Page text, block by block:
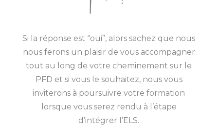
Si la réponse est “oui”, alors sachez que nous
nous ferons un plaisir de vous accompagner
tout au long de votre cheminement sur le
PFD et si vous le souhaitez, nous vous
inviterons à poursuivre votre formation
lorsque vous serez rendu à l’étape
d’intégrer l’ELS.